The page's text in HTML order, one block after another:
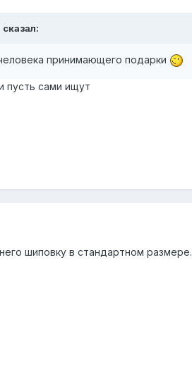
принимающего подарки
пусть сами ищут
шиповку в стандартном размере.